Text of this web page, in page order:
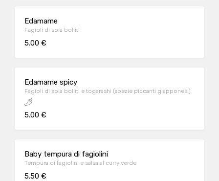
Edamame
Fagioli di soia bolliti
5.00 €
Edamame spicy
Fagioli di soia bolliti e togarashi (spezie piccanti giapponesi)
5.00 €
Baby tempura di fagiolini
Tempura di fagiolini e salsa al curry verde
5.50 €